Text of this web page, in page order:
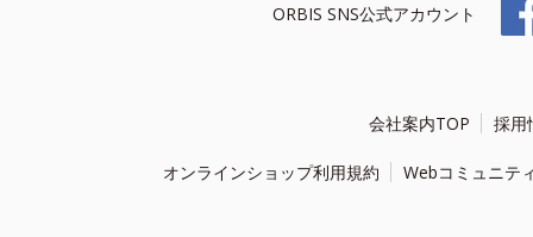
ORBIS SNS公式アカウント
会社案内TOP 採用
オンラインショップ利用規約 Webコミュニテ